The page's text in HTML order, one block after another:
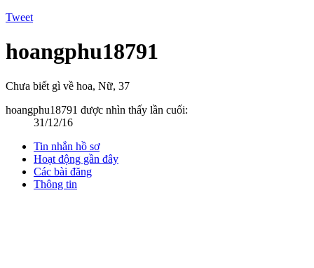
Tweet
hoangphu18791
Chưa biết gì về hoa, Nữ, 37
hoangphu18791 được nhìn thấy lần cuối:
31/12/16
Tin nhắn hồ sơ
Hoạt động gần đây
Các bài đăng
Thông tin